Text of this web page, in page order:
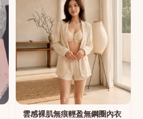
雲感裸肌無痕輕盈無鋼圈內衣